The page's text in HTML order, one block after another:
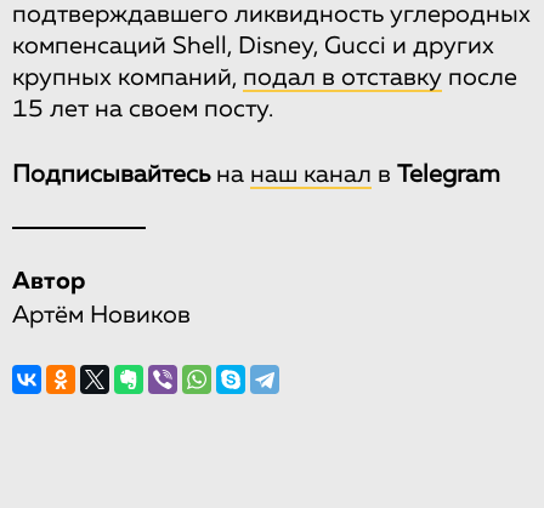
подтверждавшего ликвидность углеродных
компенсаций Shell, Disney, Gucci и других
крупных компаний, подал в отставку после
15 лет на своем посту.
Подписывайтесьна наш канал в Telegram
Автор
Артём Новиков